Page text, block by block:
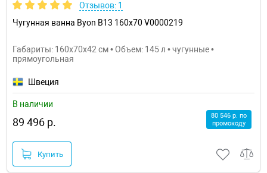
Отзывов: 1
Чугунная ванна Byon B13 160x70 V0000219
Габариты: 160x70x42 см • Объем: 145 л • чугунные •
прямоугольная
Швеция
В наличии
89 496 р.
80 546 р. по
промокоду
Купить